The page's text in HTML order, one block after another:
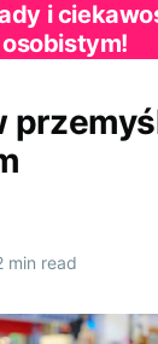
i
min read